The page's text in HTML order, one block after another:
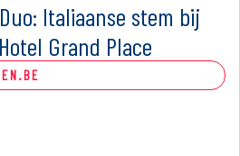
Italiaanse stem bij
Grand Place